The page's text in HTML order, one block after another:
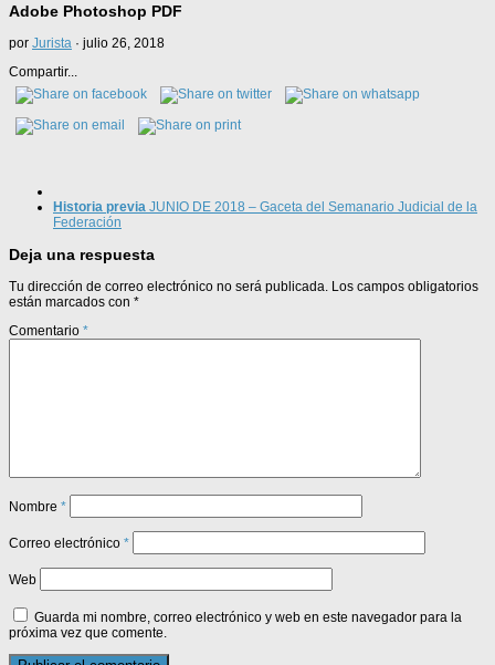
Adobe Photoshop PDF
por Jurista · julio 26, 2018
Compartir...
Historia previa JUNIO DE 2018 – Gaceta del Semanario Judicial de la
Federación
Deja una respuesta
Tu dirección de correo electrónico no será publicada. Los campos obligatorios
están marcados con *
Comentario *
Nombre *
Correo electrónico *
Web
Guarda mi nombre, correo electrónico y web en este navegador para la
próxima vez que comente.